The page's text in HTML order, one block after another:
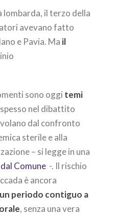
lombarda, il terzo della
avevano fatto
e Pavia. Ma il
sono oggi temi
nel dibattito
dal confronto
sterile e alla
– si legge in una
Comune-. Il rischio
è ancora
periodo contiguo a
, senza una vera